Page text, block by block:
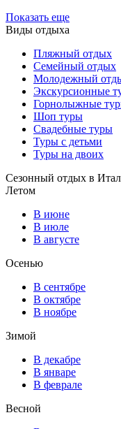
Показать еще
Виды отдыха
Пляжный отдых
Семейный отдых
Молодежный
Экскурсионные
Горнолыжные
Шоп туры
Свадебные туры
Туры с детьми
Туры на двоих
Сезонный отдых в
Летом
В июне
В июле
В августе
Осенью
В сентябре
В октябре
В ноябре
Зимой
В декабре
В январе
В феврале
Весной